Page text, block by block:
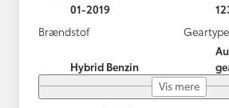
01-2019
Brændstof
Hybrid Benzin
Geartype
Vis mere